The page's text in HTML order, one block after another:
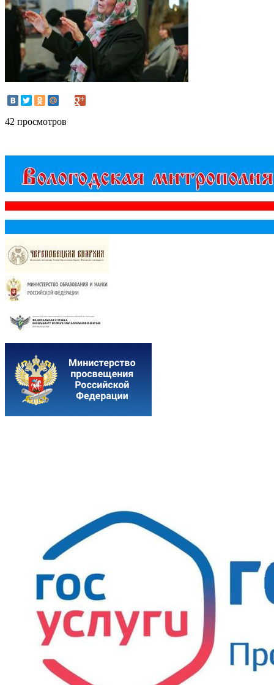
42 просмотров